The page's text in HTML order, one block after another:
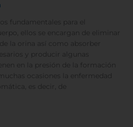
fundamentales para el
ellos se encargan de eliminar
la orina así como absorber
y producir algunas
en la presión de la formación
ocasiones la enfermedad
es decir, de